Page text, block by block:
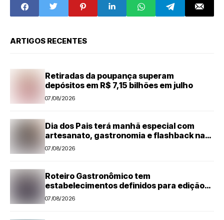
atendimentos
ARTIGOS RECENTES
Retiradas da poupança superam
depósitos em R$ 7,15 bilhões em julho
07/08/2026
Dia dos Pais terá manhã especial com
artesanato, gastronomia e flashback na
Estação Cultural de Santa Bárbara
07/08/2026
Roteiro Gastronômico tem
estabelecimentos definidos para edição
de 2026
07/08/2026